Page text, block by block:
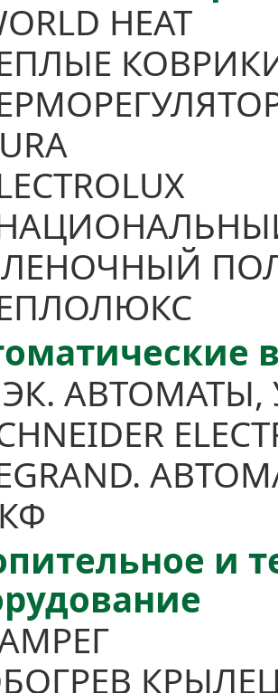
HEAT
и